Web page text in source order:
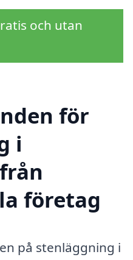
och utan
för
i
företag
på stenläggning i